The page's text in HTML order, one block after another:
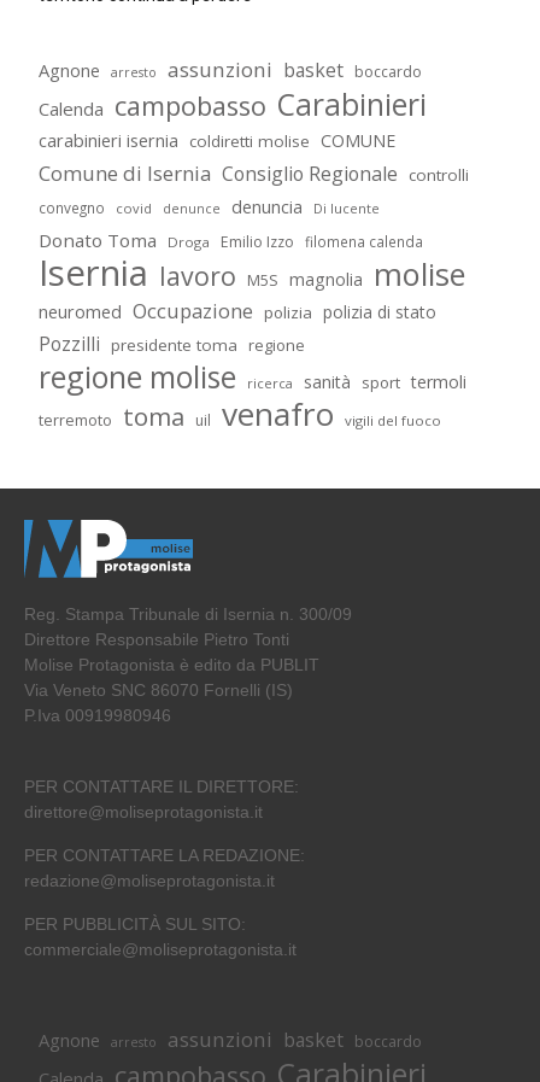
Agnone arresto assunzioni basket boccardo
Calenda campobasso Carabinieri
carabinieri isernia coldiretti molise COMUNE
Comune di Isernia Consiglio Regionale controlli
convegno covid denunce denuncia Di lucente
Donato Toma Droga Emilio Izzo filomena calenda
Isernia lavoro M5S magnolia molise
neuromed Occupazione polizia polizia di stato
Pozzilli presidente toma regione
regione molise ricerca sanità sport termoli
terremoto toma uil venafro vigili del fuoco
Reg. Stampa Tribunale di Isernia n. 300/09
Direttore Responsabile Pietro Tonti
Molise Protagonista è edito da PUBLIT
Via Veneto SNC 86070 Fornelli (IS)
P.Iva 00919980946
PER CONTATTARE IL DIRETTORE:
direttore@moliseprotagonista.it
PER CONTATTARE LA REDAZIONE:
redazione@moliseprotagonista.it
PER PUBBLICITÀ SUL SITO:
commerciale@moliseprotagonista.it
Agnone arresto assunzioni basket boccardo